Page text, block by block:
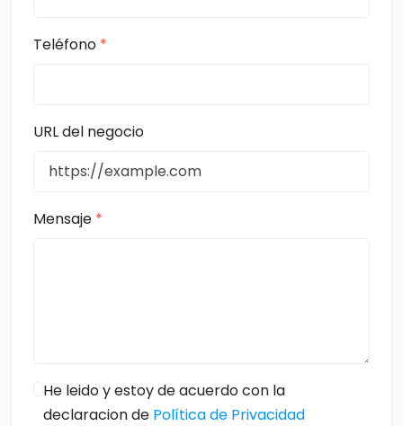
Teléfono *
URL del negocio
Mensaje *
He leido y estoy de acuerdo con la
declaracion de Política de Privacidad